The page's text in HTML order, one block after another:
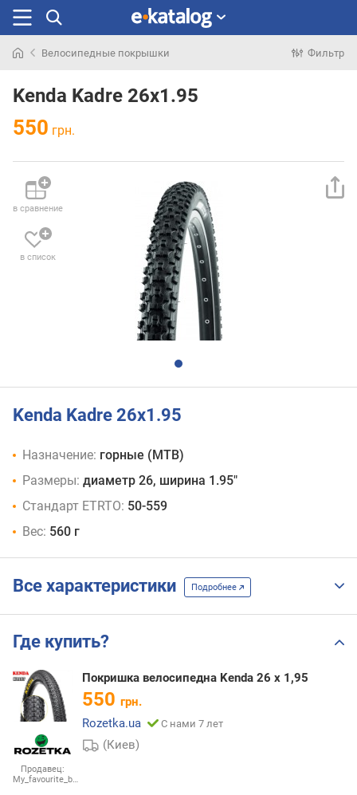
раньше
Велосипедные покрышки Фильтр
Kenda Kadre 26x1.95
550 грн.
в сравнение
в список
Kenda Kadre 26x1.95
Назначение: горные (MTB)
Размеры: диаметр 26, ширина 1.95"
Стандарт ETRTO: 50-559
Вес: 560 г
Все характеристики Подробнее
Где купить?
Продавец:
My_favourite_b…
Покришка велосипедна Kenda 26 x 1,95
550 грн.
Rozetka.ua
С нами 7 лет
(Киев)